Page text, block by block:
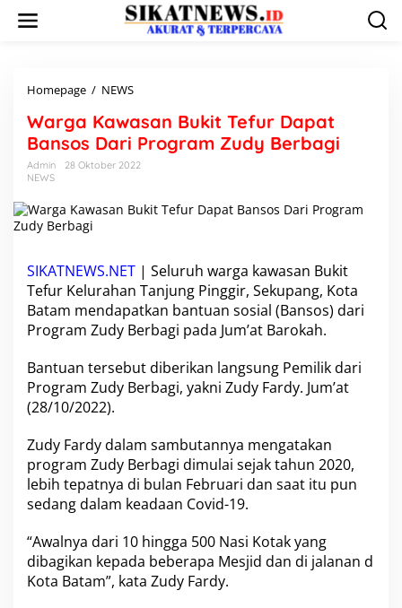
Homepage / NEWS
r
g
a
K
w
a
n
B
u
k
i
T
e
f
D
a
p
a
t
a
n
s
o
Warga Kawasan Bukit Tefur Dapat
Bansos Dari Program Zudy Berbagi
Admin
28 Oktober 2022
NEWS
SIKATNEWS.NET | Seluruh warga kawasan Bukit
Tefur Kelurahan Tanjung Pinggir, Sekupang, Kota
Batam mendapatkan bantuan sosial (Bansos) dari
Program Zudy Berbagi pada Jum’at Barokah.
Bantuan tersebut diberikan langsung Pemilik dari
Program Zudy Berbagi, yakni Zudy Fardy. Jum’at
(28/10/2022).
Zudy Fardydalam sambutannya mengatakan
program Zudy Berbagi dimulai sejak tahun 2020,
lebih tepatnya di bulan Februari dan saat itu pun
sedang dalam keadaan Covid-19.
“Awalnya dari 10 hingga 500 Nasi Kotak yang
dibagikan kepada beberapa Mesjid dan di jalanan d
Kota Batam”, kata Zudy Fardy.